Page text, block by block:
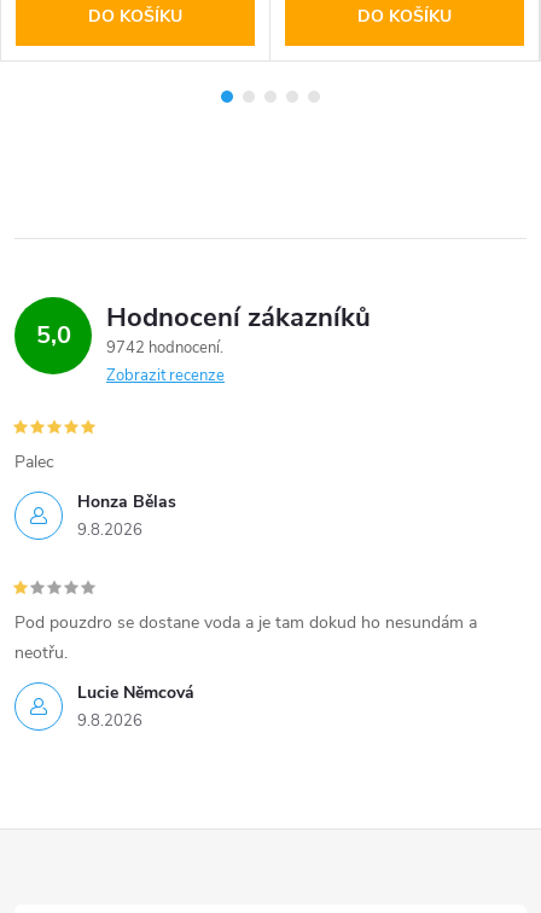
DO KOŠÍKU DO KOŠÍKU
5,0 Hodnocení zákazníků
9742 hodnocení
Zobrazit recenze
Honza Bělas
9.8.2026
Palec
Lucie Nĕmcová
9.8.2026
Pod pouzdro se dostane voda a je tam dokud ho nesundám a
neotřu.